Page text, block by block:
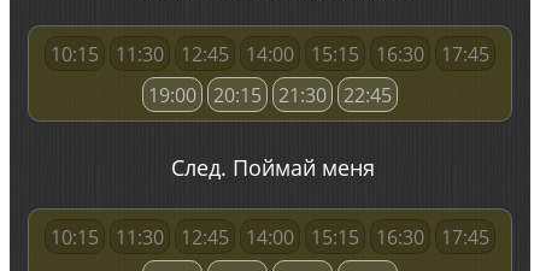
10:15 11:30 12:45 14:00 15:15 16:30
17:45
19:00
20:15 21:30 22:45
След. Поймай меня
10:15 11:30 12:45 14:00 15:15 16:30
17:45